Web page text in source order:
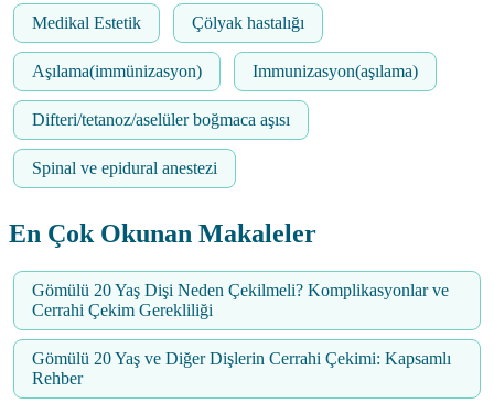
Medikal Estetik Çölyak hastalığı
Aşılama(immünizasyon) Immunizasyon(aşılama)
Difteri/tetanoz/aselüler boğmaca aşısı
Spinal ve epidural anestezi
En Çok Okunan Makaleler
Gömülü 20 Yaş Dişi Neden Çekilmeli? Komplikasyonlar ve
Cerrahi Çekim Gerekliliği
Gömülü 20 Yaş ve Diğer Dişlerin Cerrahi Çekimi: Kapsamlı
Rehber